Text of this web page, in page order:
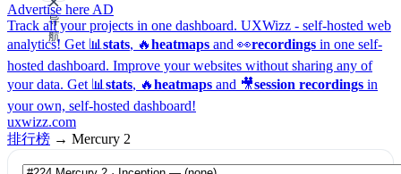
导
航
Advertise here AD
Track all your projects in one dashboard. UXWizz - self-hosted web
analytics! Get 📊 stats, 🔥heatmaps and 👀recordings in one self-
hosted dashboard. Improve your websites without sharing any of
your data. Get 📊 stats, 🔥heatmaps and 🎥session recordings in
your own, self-hosted dashboard!
uxwizz.com
排行榜 → Mercury 2